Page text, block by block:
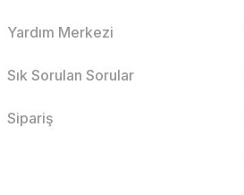
Yardım Merkezi
Sık Sorulan Sorular
Sipariş